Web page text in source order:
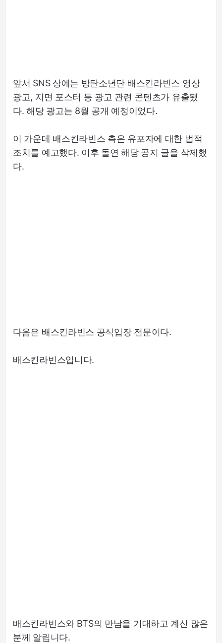
앞서 SNS 상에는 방탄소년단 배스킨라빈스 영상
광고, 지면 포스터 등 광고 관련 콘텐츠가 유출됐
다. 해당 광고는 8월 공개 예정이었다.
이 가운데 배스킨라빈스 측은 유포자에 대한 법적
조치를 예고했다. 이후 돌연 해당 공지 글을 삭제했
다.
다음은 배스킨라빈스 공식입장 전문이다.
배스킨라빈스입니다.
배스킨라빈스와 BTS의 만남을 기대하고 계신 많은
분께 알립니다.